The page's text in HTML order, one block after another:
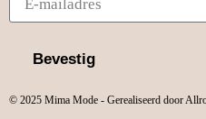
Bevestig
© 2025 Mima Mode - Gerealiseerd door